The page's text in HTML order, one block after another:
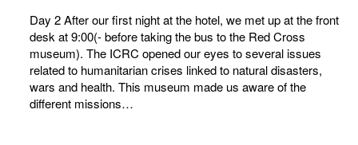
Day 2 After our first night at the hotel, we met up at the front
desk at 9:00(- before taking the bus to the Red Cross
museum). The ICRC opened our eyes to several issues
related to humanitarian crises linked to natural disasters,
wars and health. This museum made us aware of the
different missions…